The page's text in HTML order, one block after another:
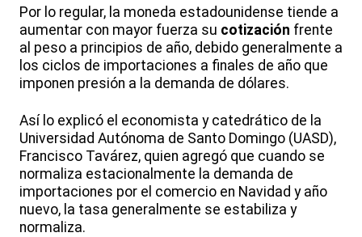
Por lo regular, la moneda estadounidense tiende a
aumentar con mayor fuerza su cotización frente
al peso a principios de año, debido generalmente a
los ciclos de importaciones a finales de año que
imponen presión a la demanda de dólares.
Así lo explicó el economista y catedrático de la
Universidad Autónoma de Santo Domingo (UASD),
Francisco Tavárez, quien agregó que cuando se
normaliza estacionalmente la demanda de
importaciones por el comercio en Navidad y año
nuevo, la tasa generalmente se estabiliza y
normaliza.